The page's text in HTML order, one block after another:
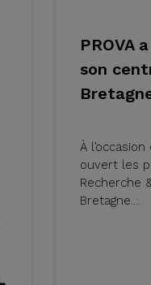
PROVA
son
À
ouvert les
Recherche
Bretagne....